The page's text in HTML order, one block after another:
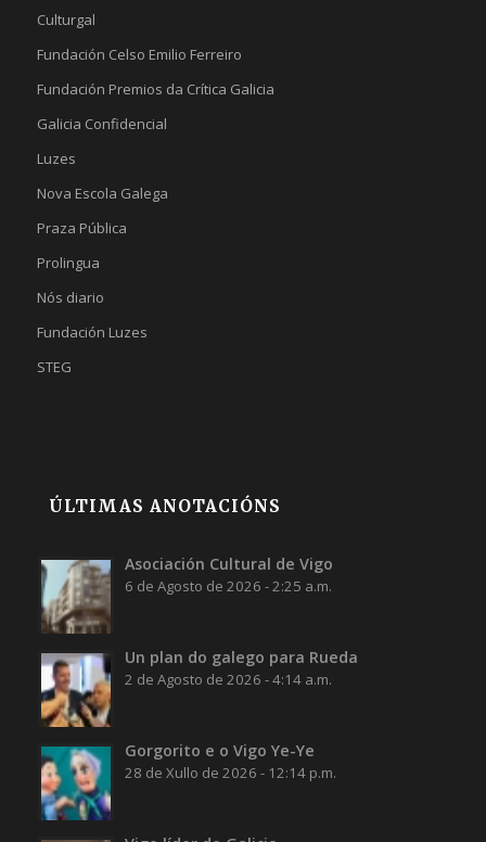
Culturgal
Fundación Celso Emilio Ferreiro
Fundación Premios da Crítica Galicia
Galicia Confidencial
Luzes
Nova Escola Galega
Praza Pública
Prolingua
Nós diario
Fundación Luzes
STEG
ÚLTIMAS ANOTACIÓNS
Asociación Cultural de Vigo
6 de Agosto de 2026 - 2:25 a.m.
Un plan do galego para Rueda
2 de Agosto de 2026 - 4:14 a.m.
Gorgorito e o Vigo Ye-Ye
28 de Xullo de 2026 - 12:14 p.m.